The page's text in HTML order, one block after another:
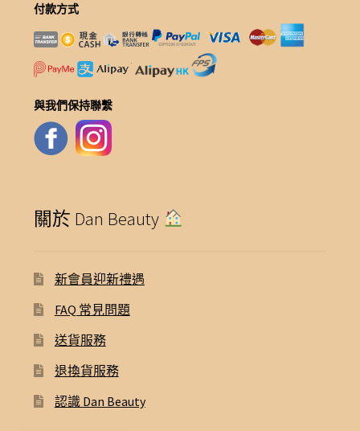
付款方式
與我們保持聯繫
關於 Dan Beauty
新會員迎新禮遇
FAQ 常見問題
送貨服務
退換貨服務
認識 Dan Beauty